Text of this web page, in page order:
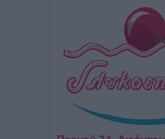
Άρης Αρχαγγέλου: Στο
• πριν 6 ώρες
Φοίβος: Η μεγάλη
πριν 6 ώρες